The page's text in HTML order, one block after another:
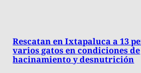
Rescatan en Ixtapaluca a 13
varios gatos en condiciones de
hacinamiento y desnutrición